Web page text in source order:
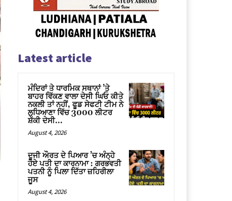
Latest article
ਮੰਦਿਰਾਂ ਤੇ ਧਾਰਮਿਕ ਸਥਾਨਾਂ ’ਤੇ
ਬਾਹਰ ਵਿੱਕਣ ਵਾਲਾ ਦੇਸੀ ਘਿਓ ਕੀਤੇ
ਨਕਲੀ ਤਾਂ ਨਹੀਂ, ਫੂਡ ਸੇਫਟੀ ਟੀਮ ਨੇ
ਲੁਧਿਆਣਾ ਵਿੱਚ 3000 ਲੀਟਰ
ਸ਼ੱਕੀ ਦੇਸੀ...
August 4, 2026
ਦੂਜੀ ਔਰਤ ਦੇ ਪਿਆਰ ’ਚ ਅੰਨ੍ਹੇ
ਹੋਏ ਪਤੀ ਦਾ ਕਾਰਨਾਮਾ : ਗਰਭਵਤੀ
ਪਤਨੀ ਨੂੰ ਪਿਲਾ ਦਿੱਤਾ ਜ਼ਹਿਰੀਲਾ
ਜੂਸ
August 4, 2026